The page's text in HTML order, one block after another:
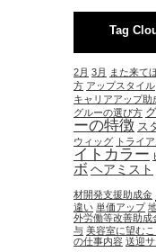
Tag
2月 3月 また来て
方 アップスタイル
キャリアアップ助
グルーの選び方
ーの特徴 ス
ウィッグ トライ
イトカラー
ボ ヘアミスト
材開発支援助成金
違い 単価アップ
外労働等改善助成
与 美容室に望むこ
の仕事内容 送迎